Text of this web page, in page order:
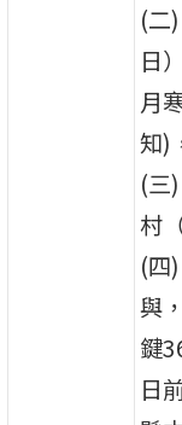
(二
日
月
知)
(三
村
(四
與
鍵
日